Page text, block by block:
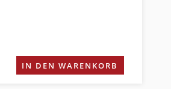
IN DEN WARENKORB